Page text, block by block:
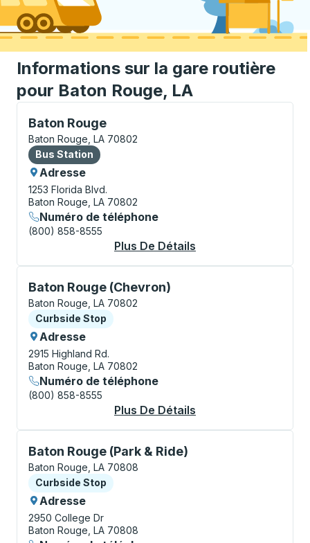
Informations sur la gare routière
pour Baton Rouge, LA
Baton Rouge
Bus Station, utilisez les touches fléchées ou la
Baton Rouge, LA 70802
Bus Station
Bus Station
Adresse
1253 Florida Blvd.
Baton Rouge, LA 70802
Numéro de téléphone
(800) 858-8555
Plus De Détails
Baton Rouge (Chevron)
Curbside Stop, utilisez les touches fléchées ou la
Baton Rouge, LA 70802
Curbside Stop
Curbside Stop
Adresse
2915 Highland Rd.
Baton Rouge, LA 70802
Numéro de téléphone
(800) 858-8555
Plus De Détails
Baton Rouge (Park & Ride)
Curbside Stop, utilisez les touches fléchées ou la
Baton Rouge, LA 70808
Curbside Stop
Curbside Stop
Adresse
2950 College Dr
Baton Rouge, LA 70808